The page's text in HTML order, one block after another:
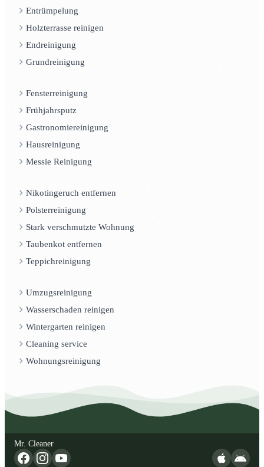
Entrümpelung
Holzterrasse reinigen
Endreinigung
Grundreinigung
Fensterreinigung
Frühjahrsputz
Gastronomiereinigung
Hausreinigung
Messie Reinigung
Nikotingeruch entfernen
Polsterreinigung
Stark verschmutzte Wohnung
Taubenkot entfernen
Teppichreinigung
Umzugsreinigung
Wasserschaden reinigen
Wintergarten reinigen
Cleaning service
Wohnungsreinigung
Mr. Cleaner